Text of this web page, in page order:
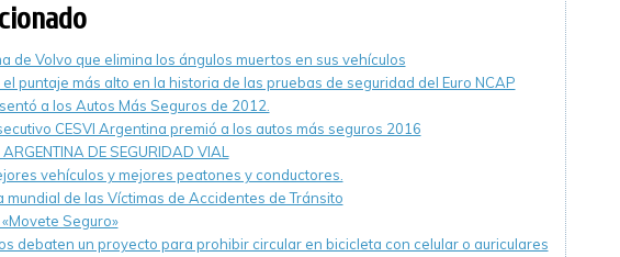
de Volvo que elimina los ángulos muertos en sus vehículos
puntaje más alto en la historia de las pruebas de seguridad del Euro NCAP
a los Autos Más Seguros de 2012.
CESVI Argentina premió a los autos más seguros 2016
DE SEGURIDAD VIAL
vehículos y mejores peatones y conductores.
mundial de las Víctimas de Accidentes de Tránsito
Seguro»
debaten un proyecto para prohibir circular en bicicleta con celular o auriculares